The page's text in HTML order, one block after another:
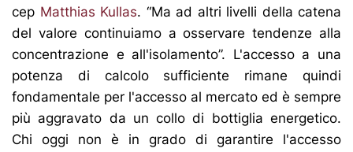
cep Matthias Kullas. “Ma ad altri livelli della catena
del valore continuiamo a osservare tendenze alla
concentrazione e all'isolamento”. L'accesso a una
potenza di calcolo sufficiente rimane quindi
fondamentale per l'accesso al mercato ed è sempre
più aggravato da un collo di bottiglia energetico.
Chi oggi non è in grado di garantire l'accesso